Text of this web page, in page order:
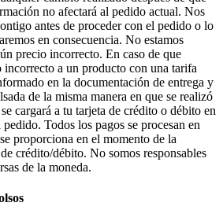
no afectará al pedido actual. Nos
antes de proceder con el pedido o lo
en consecuencia. No estamos
precio incorrecto. En caso de que
a un producto con una tarifa
en la documentación de entrega y
de la misma manera en que se realizó
cargará a tu tarjeta de crédito o débito en
Todos los pagos se procesan en
proporciona en el momento de la
crédito/débito. No somos responsables
de la moneda.